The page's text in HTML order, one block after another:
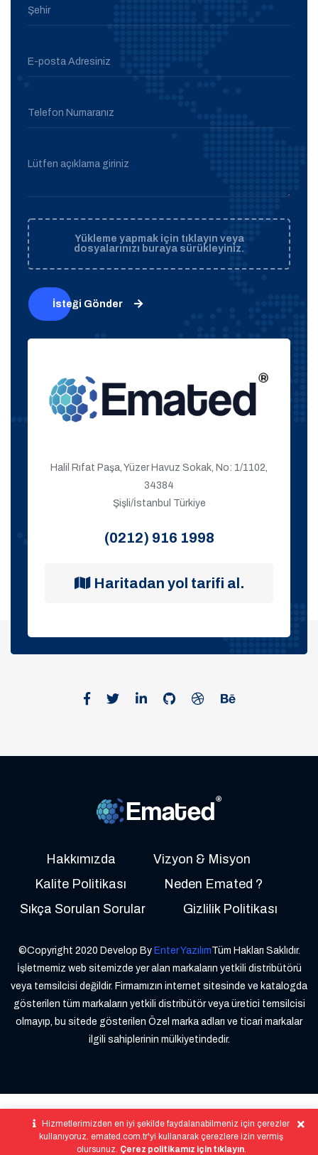
Şehir
E-posta Adresiniz
Telefon Numaranız
Lütfen açıklama giriniz
Yükleme yapmak için tıklayın veya
dosyalarınızı buraya sürükleyiniz.
İsteği Gönder
Halil Rıfat Paşa, Yüzer Havuz Sokak, No: 1/1102,
34384
Şişli/İstanbul Türkiye
(0212) 916 1998
Haritadan yol tarifi al.
Hakkımızda
Vizyon & Misyon
Kalite Politikası
Neden Emated ?
Sıkça Sorulan Sorular
Gizlilik Politikası
©Copyright 2020 Develop By Enter YazılımTüm Hakları Saklıdır.
İşletmemiz web sitemizde yer alan markaların yetkili distribütörü
veya temsilcisi değildir. Firmamızın internet sitesinde ve katalogda
gösterilen tüm markaların yetkili distribütör veya üretici temsilcisi
olmayıp, bu sitede gösterilen Özel marka adları ve ticari markalar
ilgili sahiplerinin mülkiyetindedir.
Hizmetlerimizden en iyi şekilde faydalanabilmeniz için çerezler
kullanıyoruz. emated.com.tr'yi kullanarak çerezlere izin vermiş
olursunuz. Çerez politikamız için tıklayın.